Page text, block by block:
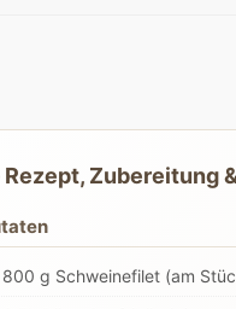
Rezept, Zubereitung
800 g Schweinefilet (am